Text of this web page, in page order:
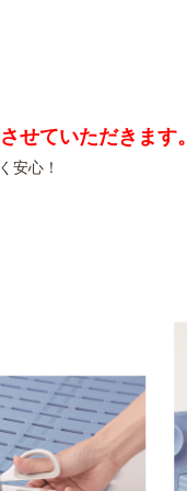
せていただきます。
安心！